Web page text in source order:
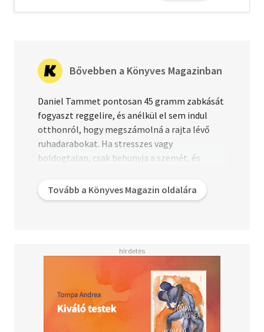
Bővebben a Könyves Magazinban
Daniel Tammet pontosan 45 gramm zabkását
fogyaszt reggelire, és anélkül el sem indul
otthonról, hogy megszámolná a rajta lévő
ruhadarabokat. Ha stresszes vagy
boldogtalan, csak behunyja a szemét, és
kényszerei van
Tovább a Könyves Magazin oldalára